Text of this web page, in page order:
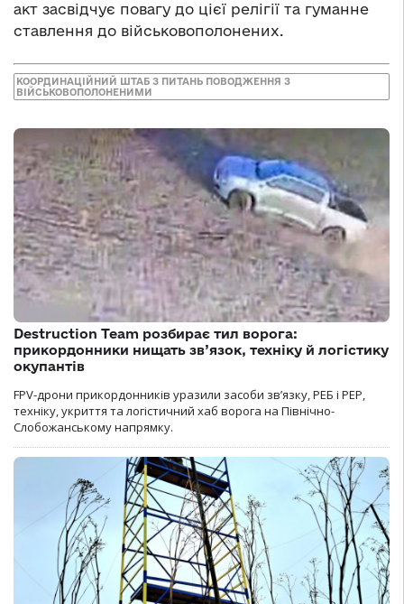
акт засвідчує повагу до цієї релігії та гуманне
ставлення до військовополонених.
КООРДИНАЦІЙНИЙ ШТАБ З ПИТАНЬ ПОВОДЖЕННЯ З
ВІЙСЬКОВОПОЛОНЕНИМИ
Destruction Team розбирає тил ворога:
прикордонники нищать зв’язок, техніку й логістику
окупантів
FPV-дрони прикордонників уразили засоби зв’язку, РЕБ і РЕР,
техніку, укриття та логістичний хаб ворога на Північно-
Слобожанському напрямку.